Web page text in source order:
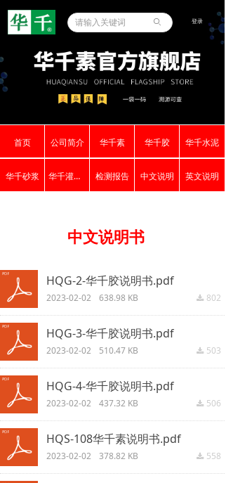
登录
ꄙ
首页 公司简介 华千素 华千胶 华千水泥
华千砂浆 华千灌浆料 检测报告 中文说明 英文说明
HQG-2-华千胶说明书.pdf
끂 802
2023-02-02 638.98 KB
HQG-3-华千胶说明书.pdf
끂 503
2023-02-02 510.47 KB
HQG-4-华千胶说明书.pdf
끂 506
2023-02-02 437.32 KB
HQS-108华千素说明书.pdf
끂 558
2023-02-02 378.82 KB
中文说明书